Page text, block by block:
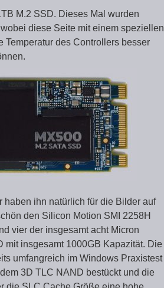
M.2 SSD. Dieses Mal wurden
diese Seite mit einem speziellen
Temperatur des Controllers besser
haben ihn natürlich für die Bilder auf
den Silicon Motion SMI 2258H
vier der insgesamt acht Micron
mit insgesamt 1000GB Kapazität. Die
umfangreich im Windows Praxistest
3D TLC NAND bestückt und die